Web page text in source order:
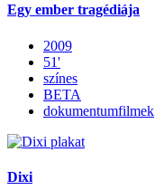
Egy ember tragédiája
2009
51'
színes
BETA
dokumentumfilmek
Dixi